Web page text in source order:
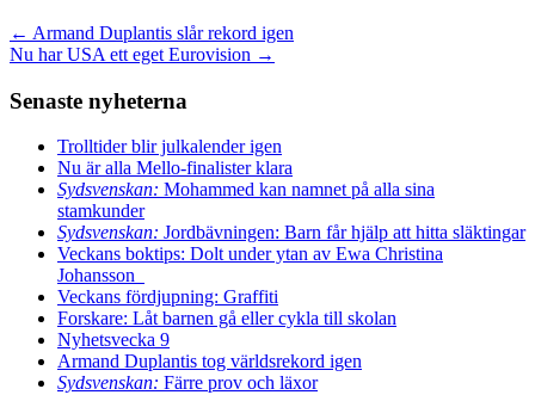
← Armand Duplantis slår rekord igen
Nu har USA ett eget Eurovision →
Senaste nyheterna
Trolltider blir julkalender igen
Nu är alla Mello-finalister klara
Sydsvenskan: Mohammed kan namnet på alla sina
stamkunder
Sydsvenskan: Jordbävningen: Barn får hjälp att hitta släktingar
Veckans boktips: Dolt under ytan av Ewa Christina
Johansson
Veckans fördjupning: Graffiti
Forskare: Låt barnen gå eller cykla till skolan
Nyhetsvecka 9
Armand Duplantis tog världsrekord igen
Sydsvenskan: Färre prov och läxor